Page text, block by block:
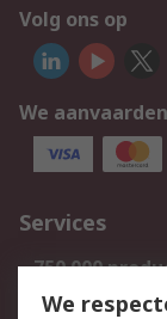
Volg ons op
We aanvaarden
Services
750.000
Bestellen
We